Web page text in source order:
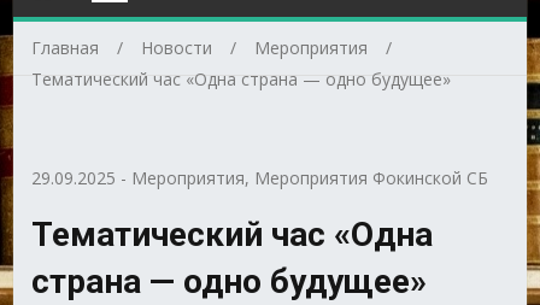
Главная Новости
Мероприятия
Тематический час «Одна страна — одно будущее»
29.09.2025 - Мероприятия, Мероприятия Фокинской СБ
Тематический час «Одна
страна — одно будущее»